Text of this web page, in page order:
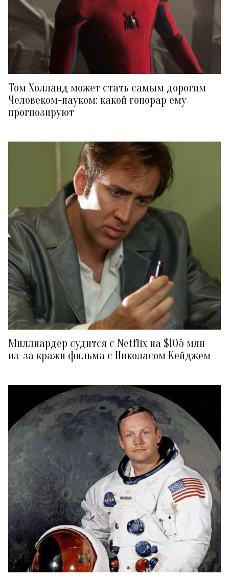
Том Холланд может стать самым дорогим
Человеком-пауком: какой гонорар ему
прогнозируют
Миллиардер судится с Netflix на $105 млн
из-за кражи фильма с Николасом Кейджем